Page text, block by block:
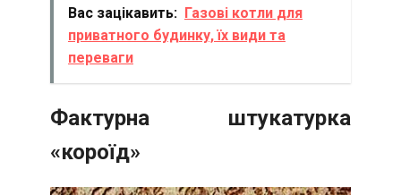
Вас зацікавить: Газові котли для
приватного будинку, їх види та
переваги
Фактурна штукатурка
«короїд»